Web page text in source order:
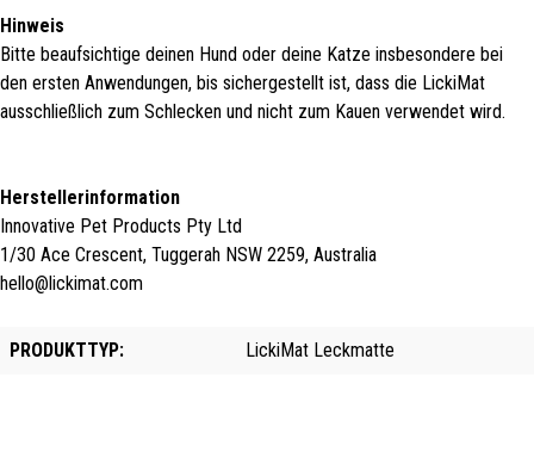
Hinweis
Bitte beaufsichtige deinen Hund oder deine Katze insbesondere bei
den ersten Anwendungen, bis sichergestellt ist, dass die LickiMat
ausschließlich zum Schlecken und nicht zum Kauen verwendet wird.
Herstellerinformation
Innovative Pet Products Pty Ltd
1/30 Ace Crescent, Tuggerah NSW 2259, Australia
hello@lickimat.com
PRODUKTTYP: LickiMat Leckmatte